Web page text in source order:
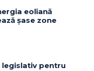
eoliană
șase zone
legislativ pentru